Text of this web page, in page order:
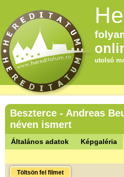
utolsó
Beszterce - Andreas
néven ismert
Általános adatok Képgaléria
Töltsön fel filmet